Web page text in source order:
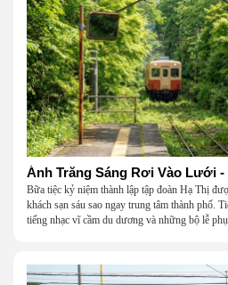
Ánh Trăng Sáng Rơi Vào Lưới
Bữa tiệc kỷ niệm thành lập tập đoàn Hạ Thị
khách sạn sáu sao ngay trung tâm thành phố.
tiếng nhạc vĩ cầm du dương và những bộ lễ